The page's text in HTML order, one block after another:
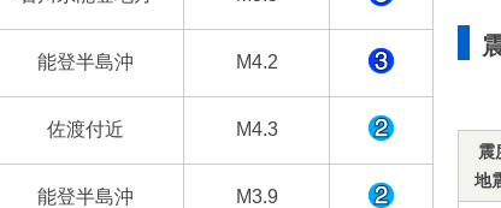
能登半島沖 M4.2
佐渡付近 M4.3
能登半島沖 M3.9
震
地